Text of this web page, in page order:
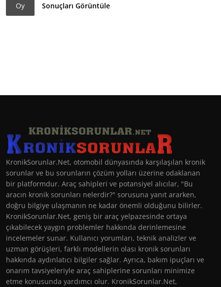
Oy Sonuçları Görüntüle
KronikSorunlar.Net, otomobil dünyasında karşılaşılan kronik
sorunlar ve bu sorunların çözüm yolları üzerine odaklanan
bir platformdur. Araç sahipleri ve potansiyel alıcılar, "Bu
aracın kronik sorunları nelerdir?" sorusuna yanıt ararken,
doğru bilgiye ulaşmanın ne kadar önemli olduğunu bilirler.
KronikSorunlar.Net, geniş bir araç yelpazesinde ortaya
çıkabilecek yaygın problemler hakkında derinlemesine
incelemeler sunar. Kullanıcı yorumları, teknik analizler ve
uzman görüşleri, farklı modellerin olası kronik sorunları
hakkında aydınlatıcı bilgiler sağlar. Ayrıca, bakım ipuçları ve
onarım tavsiyeleriyle araç sahiplerine sorunları minimize
etme konusunda yardımcı olur. KronikSorunlar.Net,